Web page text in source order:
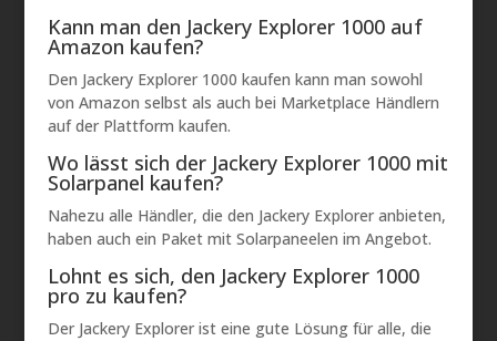
Kann man den Jackery Explorer 1000 auf
Amazon kaufen?
Den Jackery Explorer 1000 kaufen kann man sowohl
von Amazon selbst als auch bei Marketplace Händlern
auf der Plattform kaufen.
Wo lässt sich der Jackery Explorer 1000 mit
Solarpanel kaufen?
Nahezu alle Händler, die den Jackery Explorer anbieten,
haben auch ein Paket mit Solarpaneelen im Angebot.
Lohnt es sich, den Jackery Explorer 1000
pro zu kaufen?
Der Jackery Explorer ist eine gute Lösung für alle, die